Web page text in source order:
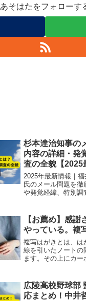
あそはたをフォローす
杉本達治知事の
内容の詳細・発
査の全貌【2025
2025年最新情報｜
氏のメール問題を徹
や発覚経緯、特別調
【お薦め】感謝
やっている。複
複写はがきとは、は
線を引いたノートの
ます。その上にカ
の書き方、購入方法
ンプルに紹介させて
広陵高校野球部
応まとめ！中井